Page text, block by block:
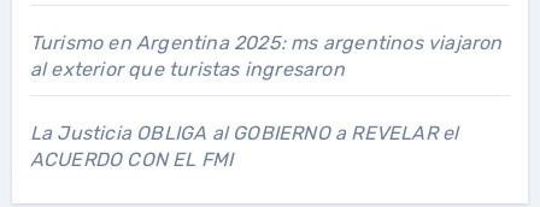
Turismo en Argentina 2025: ms argentinos viajaron
al exterior que turistas ingresaron
La Justicia OBLIGA al GOBIERNO a REVELAR el
ACUERDO CON EL FMI